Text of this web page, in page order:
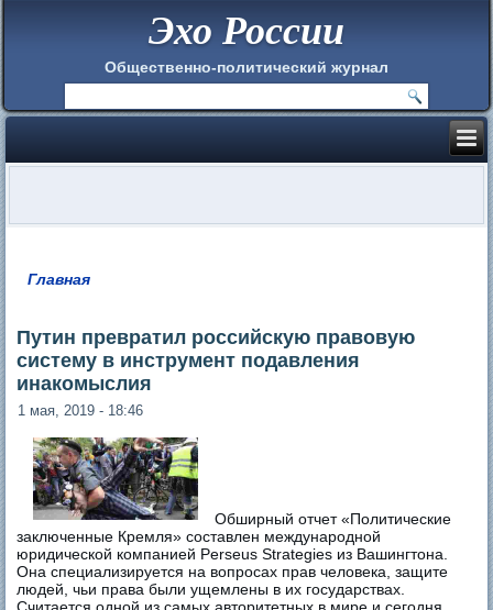
Эхо России
Общественно-политический журнал
Главная
Путин превратил российскую правовую
систему в инструмент подавления
инакомыслия
1 мая, 2019 - 18:46
Обширный отчет «Политические
заключенные Кремля» составлен международной
юридической компанией Perseus Strategies из Вашингтона.
Она специализируется на вопросах прав человека, защите
людей, чьи права были ущемлены в их государствах.